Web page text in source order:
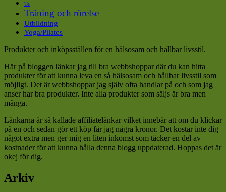
Te
Träning och rörelse
Utbildning
Yoga/Pilates
Produkter och inköpsställen för en hälsosam och hållbar livsstil.
Här på bloggen länkar jag till bra webbshoppar där du kan hitta
produkter för att kunna leva en så hälsosam och hållbar livsstil som
möjligt. Det är webbshoppar jag själv ofta handlar på och som jag
anser har bra produkter. Inte alla produkter som säljs är bra men
många.
Länkarna är så kallade affiliatelänkar vilket innebär att om du klickar
på en och sedan gör ett köp får jag några kronor. Det kostar inte dig
något extra men ger mig en liten inkomst som täcker en del av
kostnader för att kunna hålla denna blogg uppdaterad. Hoppas det är
okej för dig.
Arkiv